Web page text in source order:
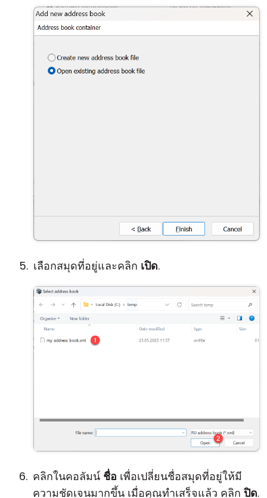
เลือกสมุดที่อยู่และคลิก เปิด.
คลิกในคอลัมน์ ชื่อ เพื่อเปลี่ยนชื่อสมุดที่อยู่ให้มี
ความชัดเจนมากขึ้น เมื่อคุณทำเสร็จแล้ว คลิก ปิด.